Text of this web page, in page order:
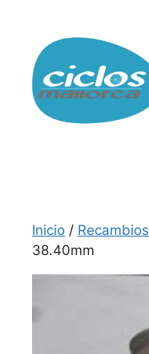
contenido
Inicio /
38.40mm